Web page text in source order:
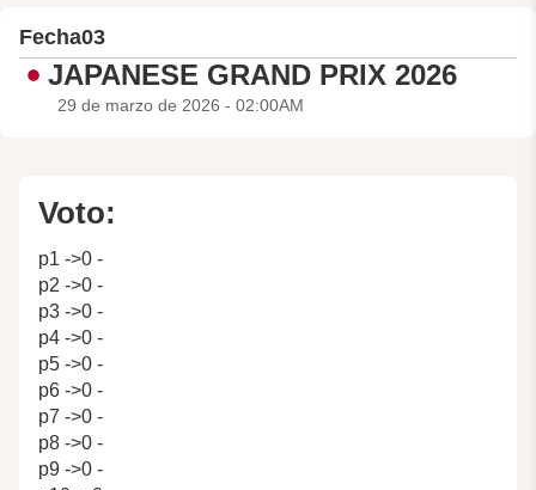
Fecha03
JAPANESE GRAND PRIX 2026
29 de marzo de 2026 - 02:00AM
Voto:
p1 ->0 -
p2 ->0 -
p3 ->0 -
p4 ->0 -
p5 ->0 -
p6 ->0 -
p7 ->0 -
p8 ->0 -
p9 ->0 -